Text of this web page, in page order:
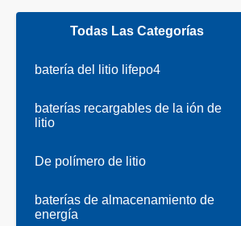
Todas Las Categorías
batería del litio lifepo4
baterías recargables de la ión de
litio
De polímero de litio
baterías de almacenamiento de
energía